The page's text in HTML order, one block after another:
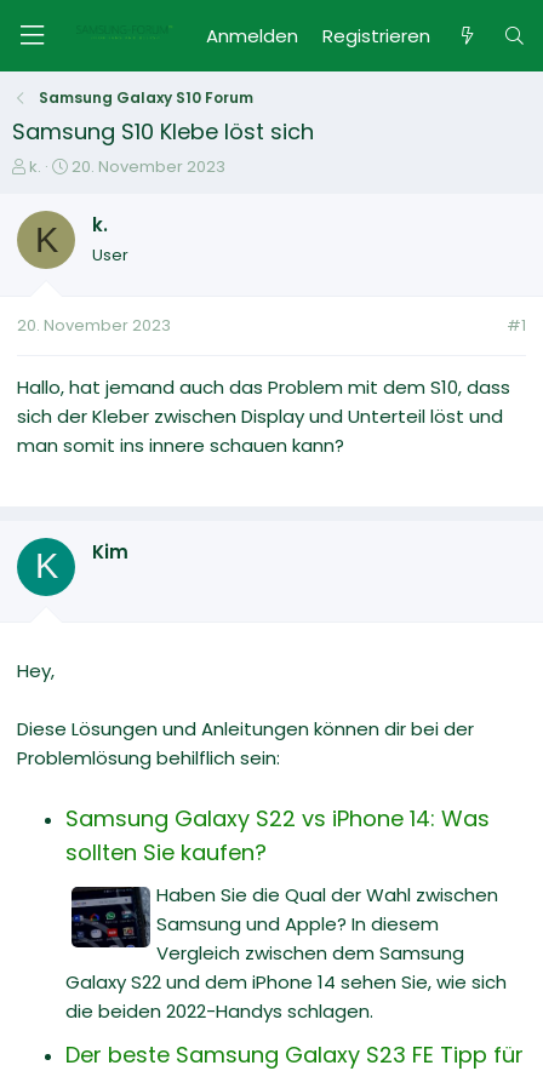
Anmelden Registrieren
Samsung Galaxy S10 Forum
Samsung S10 Klebe löst sich
E
s
e
e
k.
E
t
e
t
m
20. November 2023
K k.
User
20. November 2023 #1
Hallo, hat jemand auch das Problem mit dem S10, dass
sich der Kleber zwischen Display und Unterteil löst und
man somit ins innere schauen kann?
K Kim
Hey,
Diese Lösungen und Anleitungen können dir bei der
Problemlösung behilflich sein:
Samsung Galaxy S22 vs iPhone 14: Was
sollten Sie kaufen?
Haben Sie die Qual der Wahl zwischen
Samsung und Apple? In diesem
Vergleich zwischen dem Samsung
Galaxy S22 und dem iPhone 14 sehen Sie, wie sich
die beiden 2022-Handys schlagen.
Der beste Samsung Galaxy S23 FE Tipp für